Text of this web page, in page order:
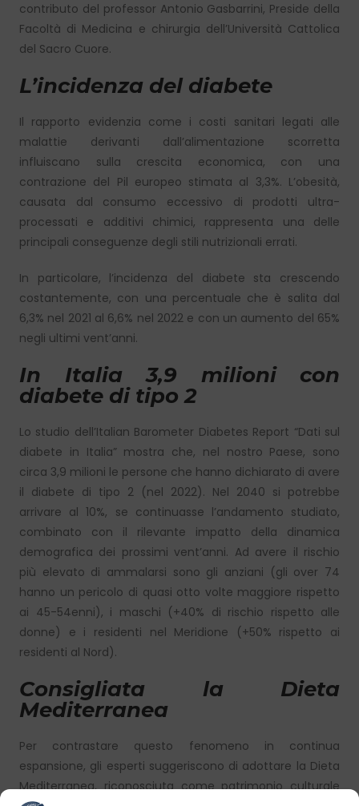
contributo del professor Antonio Gasbarrini, Preside della
Facoltà di Medicina e chirurgia dell’Università Cattolica
del Sacro Cuore.
L’incidenza del diabete
Il rapporto evidenzia come i costi sanitari legati alle
malattie derivanti dall’alimentazione scorretta
influiscano sulla crescita economica, con una
contrazione del Pil europeo stimata al 3,3%. L’obesità,
causata dal consumo eccessivo di prodotti ultra-
processati e additivi chimici, rappresenta una delle
principali conseguenze degli stili nutrizionali errati.
In particolare, l’incidenza del diabete sta crescendo
costantemente, con una percentuale che è salita dal
6,3% nel 2021 al 6,6% nel 2022 e con un aumento del 65%
negli ultimi vent’anni.
In Italia 3,9 milioni con
diabete di tipo 2
Lo studio dell’Italian Barometer Diabetes Report “Dati sul
diabete in Italia” mostra che, nel nostro Paese, sono
circa 3,9 milioni le persone che hanno dichiarato di avere
il diabete di tipo 2 (nel 2022). Nel 2040 si potrebbe
arrivare al 10%, se continuasse l’andamento studiato,
combinato con il rilevante impatto della dinamica
demografica dei prossimi vent’anni. Ad avere il rischio
più elevato di ammalarsi sono gli anziani (gli over 74
hanno un pericolo di quasi otto volte maggiore rispetto
ai 45-54enni), i maschi (+40% di rischio rispetto alle
donne) e i residenti nel Meridione (+50% rispetto ai
residenti al Nord).
Consigliata la Dieta
Mediterranea
Per contrastare questo fenomeno in continua
espansione, gli esperti suggeriscono di adottare la Dieta
Mediterranea, riconosciuta come patrimonio culturale